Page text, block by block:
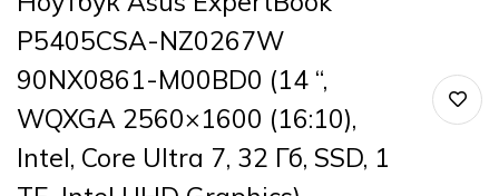
P5405CSA-NZ0267W
90NX0861-M00BD0 (14 “,
WQXGA 2560×1600 (16:10),
Intel, Core Ultra 7, 32 Гб, SSD, 1